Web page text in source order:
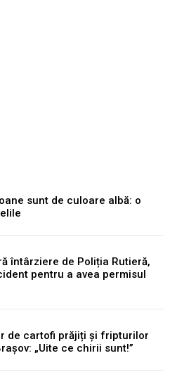
sunt de culoare albă: o
întârziere de Poliția Rutieră,
pentru a avea permisul
de cartofi prăjiți și fripturilor
„Uite ce chirii sunt!”